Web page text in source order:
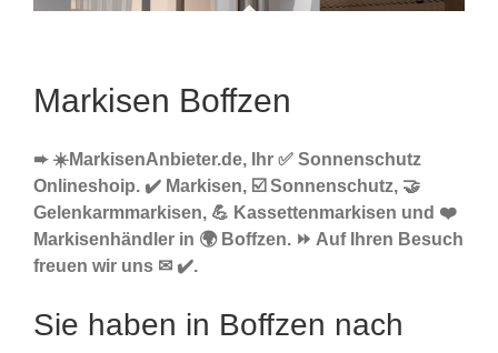
Markisen Boffzen
➨ ☀️MarkisenAnbieter.de, Ihr ✅ Sonnenschutz
Onlineshoip. ✔️ Markisen, ☑️ Sonnenschutz, 🤝
Gelenkarmmarkisen, 💪 Kassettenmarkisen und ❤️
Markisenhändler in 🌍 Boffzen. ⏩ Auf Ihren Besuch
freuen wir uns ✉ ✔️.
Sie haben in Boffzen nach